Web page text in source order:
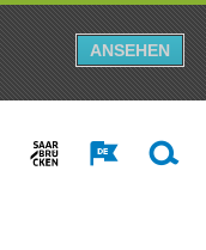
ANSEHEN